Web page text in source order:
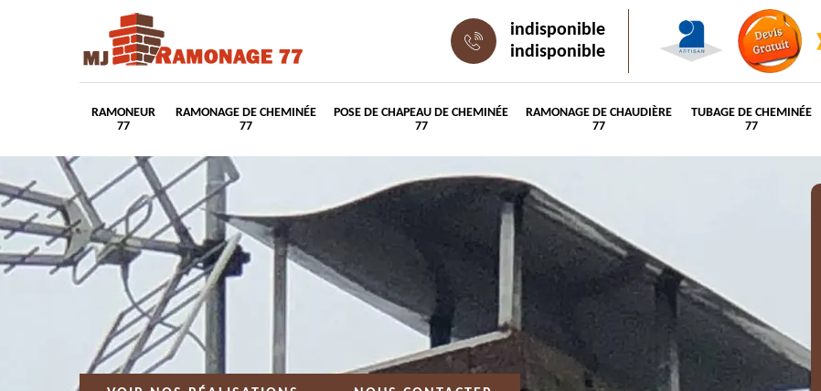
indisponible
indisponible
RAMONEUR
77
RAMONAGE DE CHEMINÉE
77
POSE DE CHAPEAU DE CHEMINÉE
77
RAMONAGE DE CHAUDIÈRE
77
TUBAGE DE CHEMINÉE
77